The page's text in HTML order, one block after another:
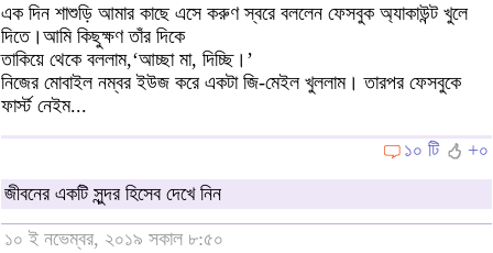
এক দিন শাশুড়ি আমার কাছে এসে করুণ স্বরে বললেন ফেসবুক অ্যাকাউন্ট খুলে
দিতে।আমি কিছুক্ষণ তাঁর দিকে
তাকিয়ে থেকে বললাম,‘আচ্ছা মা, দিচ্ছি।’
নিজের মোবাইল নম্বর ইউজ করে একটা জি-মেইল খুললাম। তারপর ফেসবুকে
ফার্স্ট নেইম...
১০ টি
+০
জীবনের একটি সুন্দর হিসেব দেখে নিন
১০ ই নভেম্বর, ২০১৯ সকাল ৮:৫০